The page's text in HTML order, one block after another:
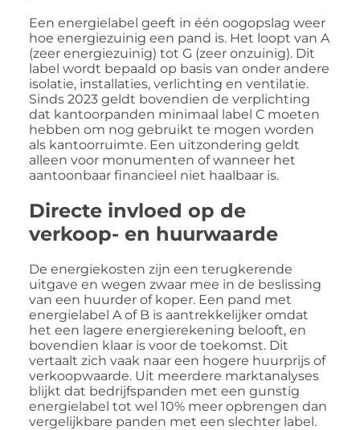
Een energielabel geeft in één oogopslag weer
hoe energiezuinig een pand is. Het loopt van A
(zeer energiezuinig) tot G (zeer onzuinig). Dit
label wordt bepaald op basis van onder andere
isolatie, installaties, verlichting en ventilatie.
Sinds 2023 geldt bovendien de verplichting
dat kantoorpanden minimaal label C moeten
hebben om nog gebruikt te mogen worden
als kantoorruimte. Een uitzondering geldt
alleen voor monumenten of wanneer het
aantoonbaar financieel niet haalbaar is.
Directe invloed op de
verkoop- en huurwaarde
De energiekosten zijn een terugkerende
uitgave en wegen zwaar mee in de beslissing
van een huurder of koper. Een pand met
energielabel A of B is aantrekkelijker omdat
het een lagere energierekening belooft, en
bovendien klaar is voor de toekomst. Dit
vertaalt zich vaak naar een hogere huurprijs of
verkoopwaarde. Uit meerdere marktanalyses
blijkt dat bedrijfspanden met een gunstig
energielabel tot wel 10% meer opbrengen dan
vergelijkbare panden met een slechter label.